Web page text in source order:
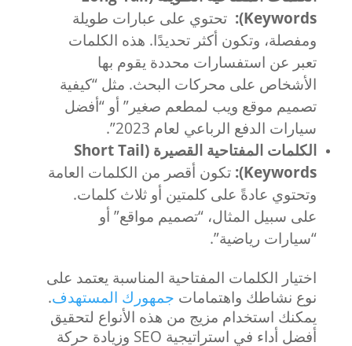
Keywords):
تحتوي على عبارات طويلة
ومفصلة، وتكون أكثر تحديدًا. هذه الكلمات
تعبر عن استفسارات محددة يقوم بها
الأشخاص على محركات البحث. مثل “كيفية
تصميم موقع ويب لمطعم صغير” أو “أفضل
سيارات الدفع الرباعي لعام 2023”.
الكلمات المفتاحية القصيرة (Short Tail
Keywords):
تكون أقصر من الكلمات العامة
وتحتوي عادةً على كلمتين أو ثلاث كلمات.
على سبيل المثال، “تصميم مواقع” أو
“سيارات رياضية”.
اختيار الكلمات المفتاحية المناسبة يعتمد على
نوع نشاطك واهتمامات جمهورك المستهدف.
يمكنك استخدام مزيج من هذه الأنواع لتحقيق
أفضل أداء في استراتيجية SEO وزيادة حركة